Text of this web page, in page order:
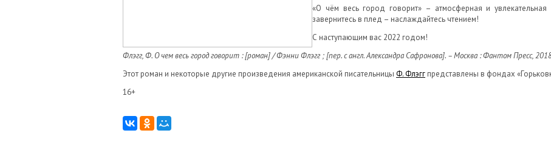
«О чём весь город говорит» – атмосферная и увлекательная
завернитесь в плед – наслаждайтесь чтением!
С наступающим вас 2022 годом!
Флэгг, Ф. О чем весь город говорит : [роман] / Фэнни Флэгг ; [пер. с англ. Александра Сафронова]. – Москва : Фантом Пресс,
Этот роман и некоторые другие произведения американской писательницы Ф. Флэгг представлены в фондах
16+